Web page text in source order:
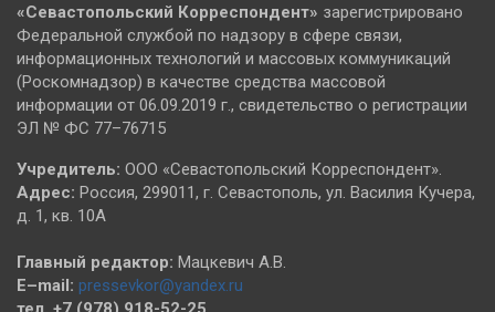
«Севастопольский Корреспондент» зарегистрировано
Федеральной службой по надзору в сфере связи,
информационных технологий и массовых коммуникаций
(Роскомнадзор) в качестве средства массовой
информации от 06.09.2019 г., свидетельство о регистрации
ЭЛ № ФС 77–76715
Учредитель: ООО «Севастопольский Корреспондент».
Адрес: Россия, 299011, г. Севастополь, ул. Василия Кучера,
д. 1, кв. 10А
Главный редактор: Мацкевич А.В.
E–mail: pressevkor@yandex.ru